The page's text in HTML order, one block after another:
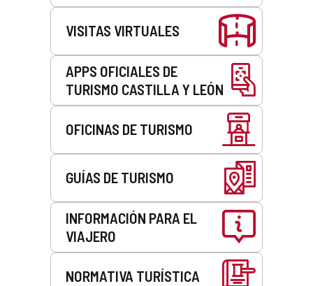
VISITAS VIRTUALES
APPS OFICIALES DE
TURISMO CASTILLA Y LEÓN
OFICINAS DE TURISMO
GUÍAS DE TURISMO
INFORMACIÓN PARA EL
VIAJERO
NORMATIVA TURÍSTICA